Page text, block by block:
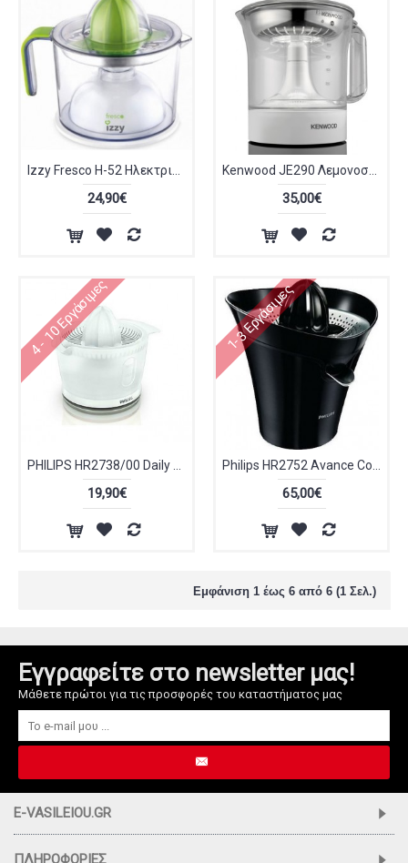
24,90€ 35,00€
4 - 10 Εργάσιμες
19,90€
1-3 Εργάσιμες
65,00€
Εμφάνιση 1 έως 6 από 6 (1 Σελ.)
Εγγραφείτε στο newsletter μας!
Μάθετε πρώτοι για τις προσφορές του καταστήματος μας
E-VASILEIOU.GR
ΠΛΗΡΟΦΟΡΊΕΣ